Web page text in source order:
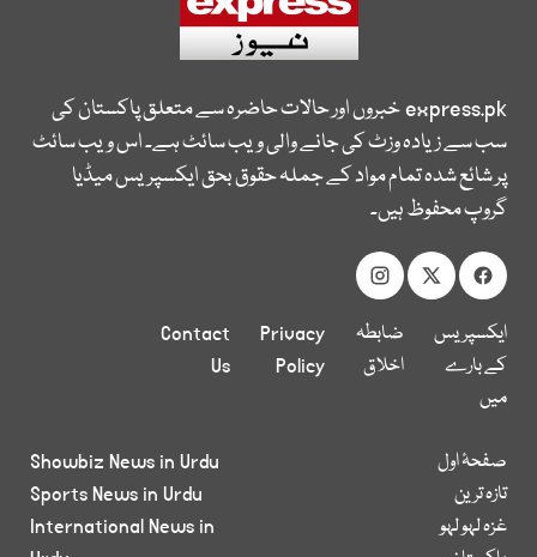
express.pkخبروں اور حالات حاضرہ سے متعلق پاکستان کی
سب سے زیادہ وزٹ کی جانے والی ویب سائٹ ہے۔ اس ویب سائٹ
پر شائع شدہ تمام مواد کے جملہ حقوق بحق ایکسپریس میڈیا
گروپ محفوظ ہیں۔
ایکسپریس
کے بارے
میں
ضابطہ
اخلاق
Privacy
Policy
Contact
Us
صفحۂ اول
تازہ ترین
غزہ لہو لہو
Showbiz News in Urdu
Sports News in Urdu
International News in